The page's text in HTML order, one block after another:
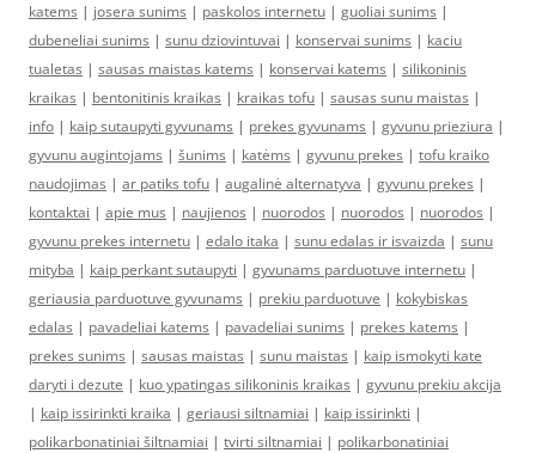
katems | josera sunims | paskolos internetu | guoliai sunims |
dubeneliai sunims | sunu dziovintuvai | konservai sunims | kaciu
tualetas | sausas maistas katems | konservai katems | silikoninis
kraikas | bentonitinis kraikas | kraikas tofu | sausas sunu maistas |
info | kaip sutaupyti gyvunams | prekes gyvunams | gyvunu prieziura |
gyvunu augintojams | šunims | katėms | gyvunu prekes | tofu kraiko
naudojimas | ar patiks tofu | augalinė alternatyva | gyvunu prekes |
kontaktai | apie mus | naujienos | nuorodos | nuorodos | nuorodos |
gyvunu prekes internetu | edalo itaka | sunu edalas ir isvaizda | sunu
mityba | kaip perkant sutaupyti | gyvunams parduotuve internetu |
geriausia parduotuve gyvunams | prekiu parduotuve | kokybiskas
edalas | pavadeliai katems | pavadeliai sunims | prekes katems |
prekes sunims | sausas maistas | sunu maistas | kaip ismokyti kate
daryti i dezute | kuo ypatingas silikoninis kraikas | gyvunu prekiu akcija
| kaip issirinkti kraika | geriausi siltnamiai | kaip issirinkti |
polikarbonatiniai šiltnamiai | tvirti siltnamiai | polikarbonatiniai